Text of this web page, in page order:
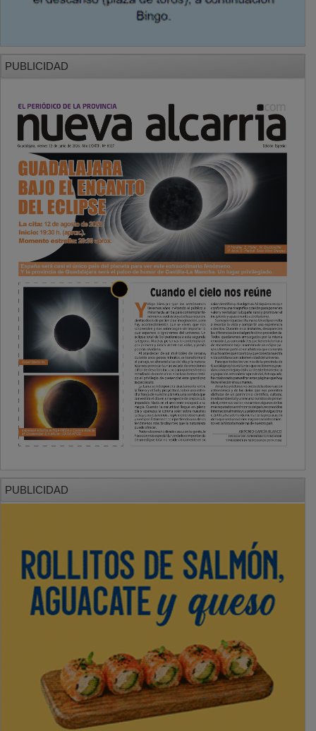
PUBLICIDAD
PUBLICIDAD